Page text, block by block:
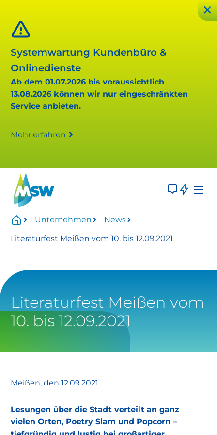
Systemwartung Kundenbüro &
Onlinedienste
Ab dem 01.07.2026 bis voraussichtlich
13.08.2026 können wir nur eingeschränkten
Service anbieten.
Mehr erfahren
Mittwoch, 01.07.2026 Uhr bis voraussichtlich
eingeschränkt verfügbar
bewerbung@stadtwerke-meissen.de
Unternehmen News
Literaturfest Meißen vom 10. bis 12.09.2021
Literaturfest Meißen vom
10. bis 12.09.2021
Meißen, den 12.09.2021
Lesungen über die Stadt verteilt an ganz
vielen Orten, Poetry Slam und Popcorn –